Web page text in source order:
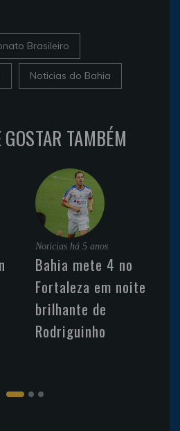
Brasileiro
Noticias do Bahia
GOSTAR TAMBÉM
Noticias há 5 anos
Bahia mete 4 no
Fortaleza em noite
brilhante de
Rodriguinho